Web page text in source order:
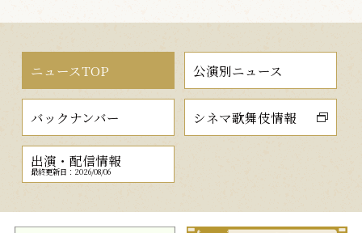
ニュースTOP 公演別ニュース
バックナンバー シネマ歌舞伎情報
出演・配信情報
最終更新日：2026/08/06